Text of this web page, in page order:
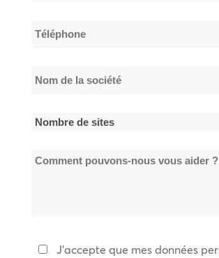
Téléphone
Nom
Nombre
sites
Comment
PolitiqueJ'accepte que mes données